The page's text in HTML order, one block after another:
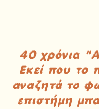
40 χρόνια
Εκεί που το
αναζητά το
επιστήμη